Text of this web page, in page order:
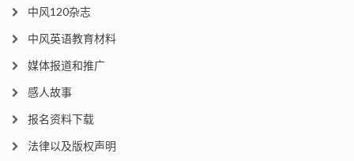
中风120杂志
中风英语教育材料
媒体报道和推广
感人故事
报名资料下载
法律以及版权声明